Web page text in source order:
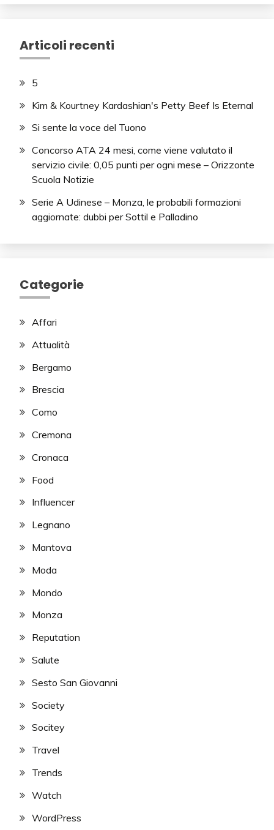
Articoli recenti
5
Kim & Kourtney Kardashian's Petty Beef Is Eternal
Si sente la voce del Tuono
Concorso ATA 24 mesi, come viene valutato il
servizio civile: 0,05 punti per ogni mese – Orizzonte
Scuola Notizie
Serie A Udinese – Monza, le probabili formazioni
aggiornate: dubbi per Sottil e Palladino
Categorie
Affari
Attualità
Bergamo
Brescia
Como
Cremona
Cronaca
Food
Influencer
Legnano
Mantova
Moda
Mondo
Monza
Reputation
Salute
Sesto San Giovanni
Society
Socitey
Travel
Trends
Watch
WordPress